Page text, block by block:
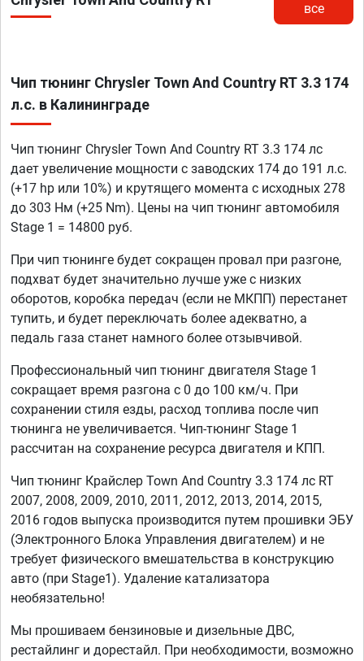
все
Чип тюнинг Chrysler Town And Country RT 3.3 174
л.с. в Калининграде
Чип тюнинг Chrysler Town And Country RT 3.3 174 лс
дает увеличение мощности с заводских 174 до 191 л.с.
(+17 hp или 10%) и крутящего момента с исходных 278
до 303 Нм (+25 Nm). Цены на чип тюнинг автомобиля
Stage 1 = 14800 руб.
При чип тюнинге будет сокращен провал при разгоне,
подхват будет значительно лучше уже с низких
оборотов, коробка передач (если не МКПП) перестанет
тупить, и будет переключать более адекватно, а
педаль газа станет намного более отзывчивой.
Профессиональный чип тюнинг двигателя Stage 1
сокращает время разгона с 0 до 100 км/ч. При
сохранении стиля езды, расход топлива после чип
тюнинга не увеличивается. Чип-тюнинг Stage 1
рассчитан на сохранение ресурса двигателя и КПП.
Чип тюнинг Крайслер Town And Country 3.3 174 лс RT
2007, 2008, 2009, 2010, 2011, 2012, 2013, 2014, 2015,
2016 годов выпуска производится путем прошивки ЭБУ
(Электронного Блока Управления двигателем) и не
требует физического вмешательства в конструкцию
авто (при Stage1). Удаление катализатора
необязательно!
Мы прошиваем бензиновые и дизельные ДВС,
рестайлинг и дорестайл. При необходимости, возможно